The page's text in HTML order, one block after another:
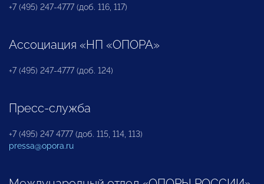
+7 (495) 247-4777 (доб. 116, 117)
Ассоциация «НП «ОПОРА»
+7 (495) 247-4777 (доб. 124)
Пресс-служба
+7 (495) 247 4777 (доб. 115, 114, 113)
pressa@opora.ru